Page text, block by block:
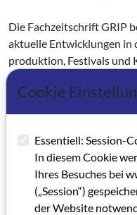
Die Fachzeitschrift GRIP
aktuelle Entwicklungen in
produktion, Festivals und
Hessen.
Cookie
Essentiell: Session-
In diesem Cookie
Ihres Besuches bei
(„Session“)
der Website